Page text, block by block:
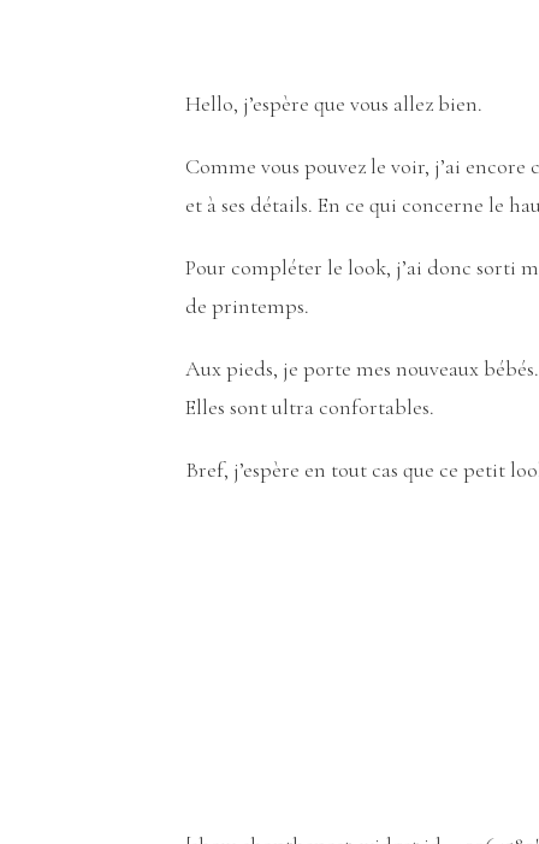
Hello, j’espère que vous allez bien.
Comme vous pouvez le voir, j’ai
et à ses détails. En ce qui concerne le
Pour compléter le look, j’ai donc sorti
de printemps.
Aux pieds, je porte mes nouveaux
Elles sont ultra confortables.
Bref, j’espère en tout cas que ce petit